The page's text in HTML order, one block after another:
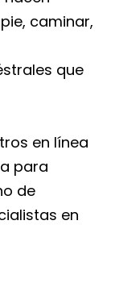
caminar,
que
en línea
para
de
en